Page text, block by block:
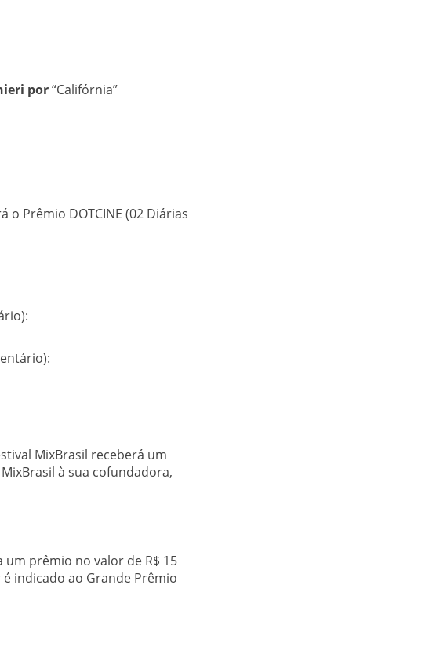
por“Califórnia”
Prêmio DOTCINE (02 Diárias
MixBrasil receberá um
à sua cofundadora,
prêmio no valor de R$ 15
indicado ao Grande Prêmio